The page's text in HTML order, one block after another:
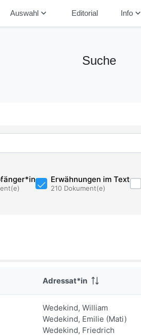
Auswahlkeyboard_arrow_down Editorial Infokeyboard_arrow_down
Suche
Erwähnungen im Text
210 Dokument(e)
Adressat*in
Wedekind, William
Wedekind, Emilie (Mati)
Wedekind, Friedrich